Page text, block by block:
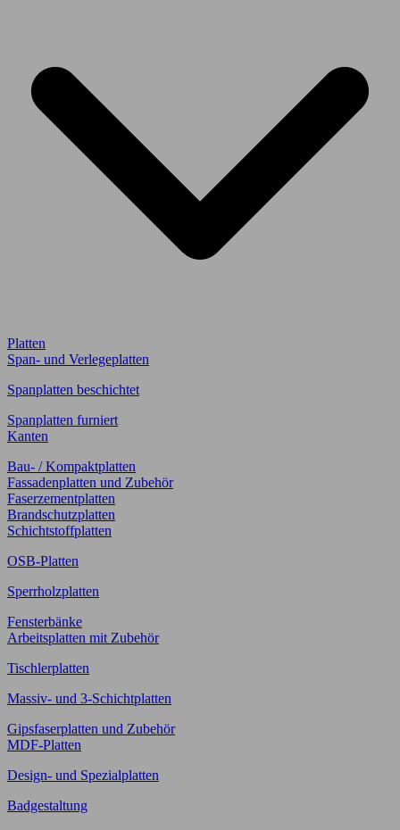
Platten
Span- und Verlegeplatten
Spanplatten beschichtet
Spanplatten furniert
Kanten
Bau- / Kompaktplatten
Fassadenplatten und Zubehör
Faserzementplatten
Brandschutzplatten
Schichtstoffplatten
OSB-Platten
Sperrholzplatten
Fensterbänke
Arbeitsplatten mit Zubehör
Tischlerplatten
Massiv- und 3-Schichtplatten
Gipsfaserplatten und Zubehör
MDF-Platten
Design- und Spezialplatten
Badgestaltung